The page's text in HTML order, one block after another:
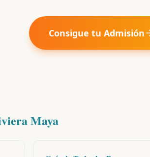
Consigue tu Admisión
Maya